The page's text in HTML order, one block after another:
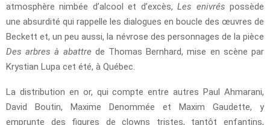
atmosphère nimbée d’alcool et d’excès,Les enivrés possède
une absurdité qui rappelle les dialogues en boucle des œuvres de
Beckett et, un peu aussi, la névrose des personnages de la pièce
Des arbres à abattre de Thomas Bernhard, mise en scène par
Krystian Lupa cet été, à Québec.
La distribution en or, qui compte entre autres Paul Ahmarani,
David Boutin, Maxime Denommée et Maxim Gaudette, y
emprunte des figures de clowns tristes, tantôt enfantins,